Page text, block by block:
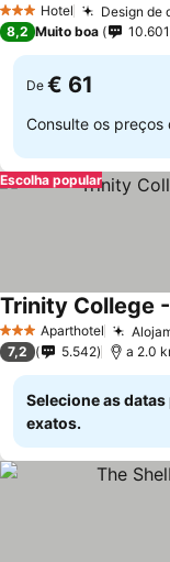
3 EstrelasHotel Design de
8,2 Muito boa 10.601
De € 61
Consulte os preços
Escolha popular
3 EstrelasAparthotel
Trinity College
7,2 5.542 a 2.0
Selecione as
exatos.